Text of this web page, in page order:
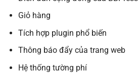
Giỏ hàng
Tích hợp plugin phổ biến
Thông báo đẩy của trang web
Hệ thống tường phí